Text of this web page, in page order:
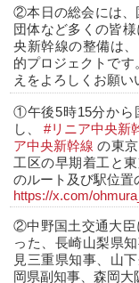
②本日の総会には、
団体など多くの皆
央新幹線の整備は
的プロジェクトで
えをよろしくお願い
①午後5時15分から
し、#リニア中央新
ア中央新幹線 の東
工区の早期着工と
のルート及び駅位置
https://x.com/
②中野国土交通大臣
った、長崎山梨県
見三重県知事、山
岡県副知事、森岡大